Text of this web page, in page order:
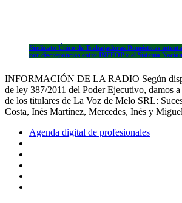
Sindicato Único de Trabajadoras Domésticas
por discrepancias entre INEFOP y el Sistema
INFORMACIÓN DE LA RADIO Según
de ley 387/2011 del Poder Ejecutivo, damos
de los titulares de La Voz de Melo SRL:
Costa, Inés Martínez, Mercedes, Inés y
Agenda digital de profesionales